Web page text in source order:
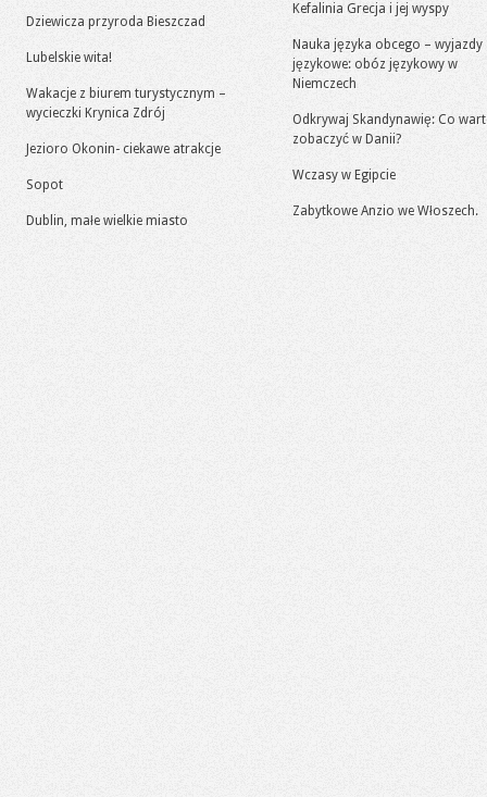
Dziewicza przyroda Bieszczad
Lubelskie wita!
Wakacje z biurem turystycznym –
wycieczki Krynica Zdrój
Jezioro Okonin- ciekawe atrakcje
Sopot
Dublin, małe wielkie miasto
Kefalinia Grecja i jej wyspy
Nauka języka obcego – wyjazdy
językowe: obóz językowy w
Niemczech
Odkrywaj Skandynawię: Co
zobaczyć w Danii?
Wczasy w Egipcie
Zabytkowe Anzio we Włoszech.